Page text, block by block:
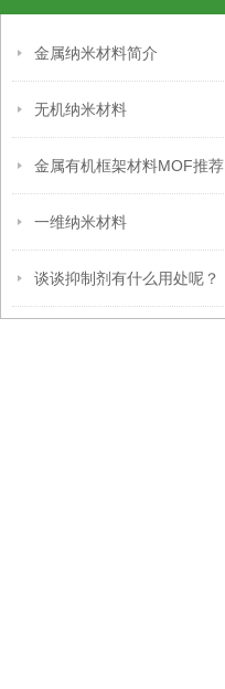
金属纳米材料简介
无机纳米材料
金属有机框架材料MOF推荐
一维纳米材料
谈谈抑制剂有什么用处呢？